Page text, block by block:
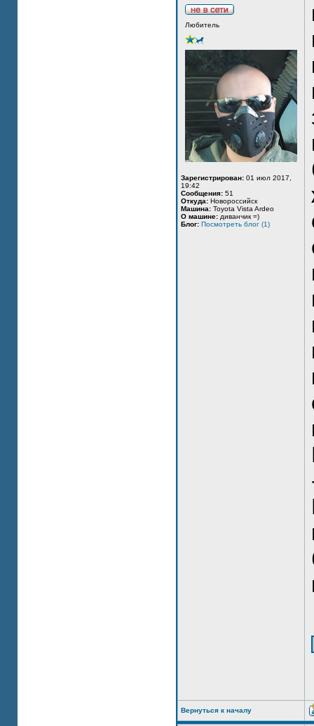
Любитель
Зарегистрирован: 01 июл 2017,
19:42
Сообщения: 51
Откуда: Новороссийск
Машина: Toyota Vista Ardeo
О машине: диванчик =)
Блог: Посмотреть блог (1)
Вернуться к началу